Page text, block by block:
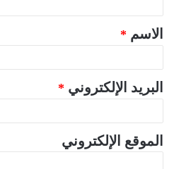
ق
*الاسم *
البريد الإلكتروني *
الموقع الإلكتروني